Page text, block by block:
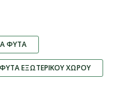
ΦΥΤΆ
ΦΥΤΆ ΕΞΩΤΕΡΙΚΟΎ ΧΏΡΟΥ